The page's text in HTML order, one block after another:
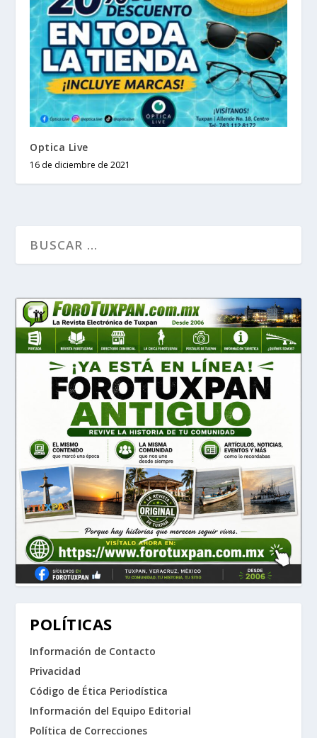
Optica Live
16 de diciembre de 2021
POLÍTICAS
Información de Contacto
Privacidad
Código de Ética Periodística
Información del Equipo Editorial
Política de Correcciones